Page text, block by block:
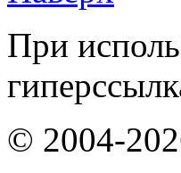
При
© 2004-